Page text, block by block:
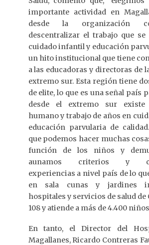
importante actividad en
desde la organización
descentralizar el trabajo que
cuidado infantil y educación
un hito institucional que tiene
a las educadoras y directoras de
extremo sur. Esta región tiene
de elite, lo que es una señal país
desde el extremo sur
humano y trabajo de años en
educación parvularia de
que podemos hacer muchas
función de los niños y
aunamos criterios y
experiencias a nivel país de lo
en sala cunas y jardines
hospitales y servicios de salud de
108 y atiende a más de 4.400
En tanto, el Director del
Magallanes, Ricardo Contreras